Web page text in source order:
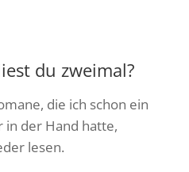
du zweimal?
die ich schon ein
in der Hand hatte,
lesen.